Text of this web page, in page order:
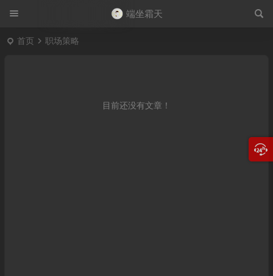
端坐霜天
首页 职场策略
目前还没有文章！